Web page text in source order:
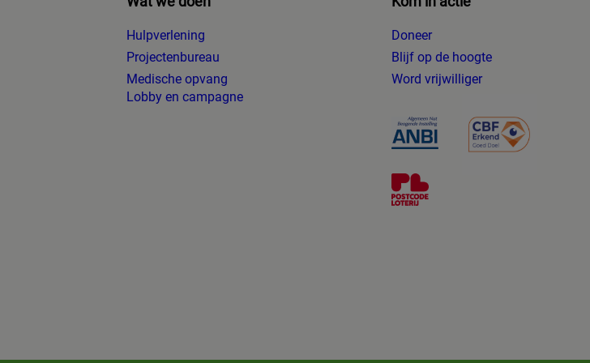
Hulpverlening
Projectenbureau
Medische opvang
Lobby en campagne
Doneer
Blijf op de hoogte
Word vrijwilliger